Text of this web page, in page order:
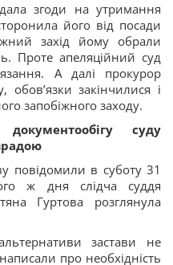
згоди на утримання
його від посади
захід йому обрали
Проте апеляційний суд
А далі прокурор
закінчилися і
запобіжного заходу.
суду
повідомили в суботу 31
ж дня слідча суддя
Гуртова розглянула
застави не
про необхідність